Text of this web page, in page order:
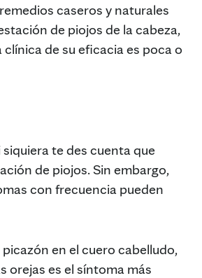
caseros y naturales
de piojos de la cabeza,
clínica de su eficacia es poca o
siquiera te des cuenta que
de piojos. Sin embargo,
con frecuencia pueden
picazón en el cuero cabelludo,
orejas es el síntoma más